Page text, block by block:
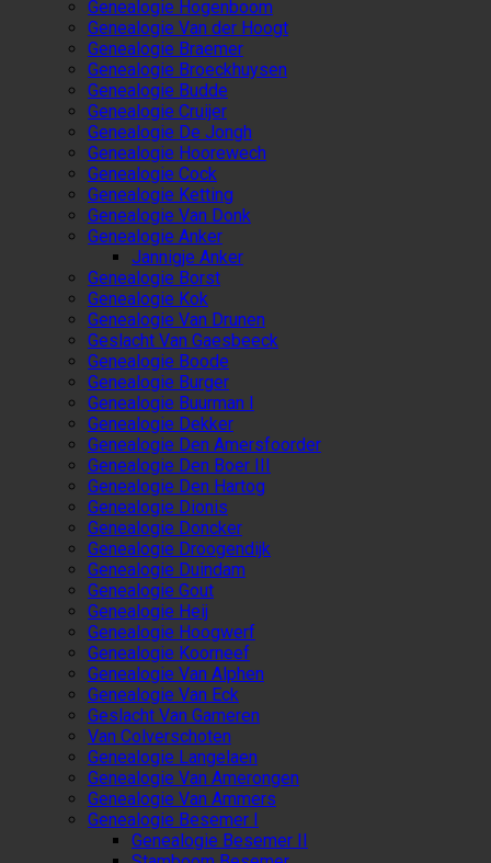
Genealogie Hogenboom
Genealogie Van der Hoogt
Genealogie Braemer
Genealogie Broeckhuysen
Genealogie Budde
Genealogie Cruijer
Genealogie De Jongh
Genealogie Hoorewech
Genealogie Cock
Genealogie Ketting
Genealogie Van Donk
Genealogie Anker
Jannigje Anker
Genealogie Borst
Genealogie Kok
Genealogie Van Drunen
Geslacht Van Gaesbeeck
Genealogie Boode
Genealogie Burger
Genealogie Buurman I
Genealogie Dekker
Genealogie Den Amersfoorder
Genealogie Den Boer III
Genealogie Den Hartog
Genealogie Dionis
Genealogie Doncker
Genealogie Droogendijk
Genealogie Duindam
Genealogie Gout
Genealogie Heij
Genealogie Hoogwerf
Genealogie Koorneef
Genealogie Van Alphen
Genealogie Van Eck
Geslacht Van Gameren
Van Colverschoten
Genealogie Langelaen
Genealogie Van Amerongen
Genealogie Van Ammers
Genealogie Besemer I
Genealogie Besemer II